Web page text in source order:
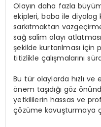
Olayın daha fazla
ekipleri, baba ile
sarkıtmaktan
sağ salim olayı
şekilde kurtarılması
titizlikle çalışmalarını
Bu tür olaylarda hızlı
önem taşıdığı göz
yetkililerin hassas ve
çözüme kavuşturmaya